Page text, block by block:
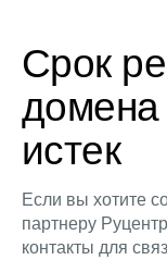
Срок
домена
истек
Если вы хотите
партнеру
контакты для